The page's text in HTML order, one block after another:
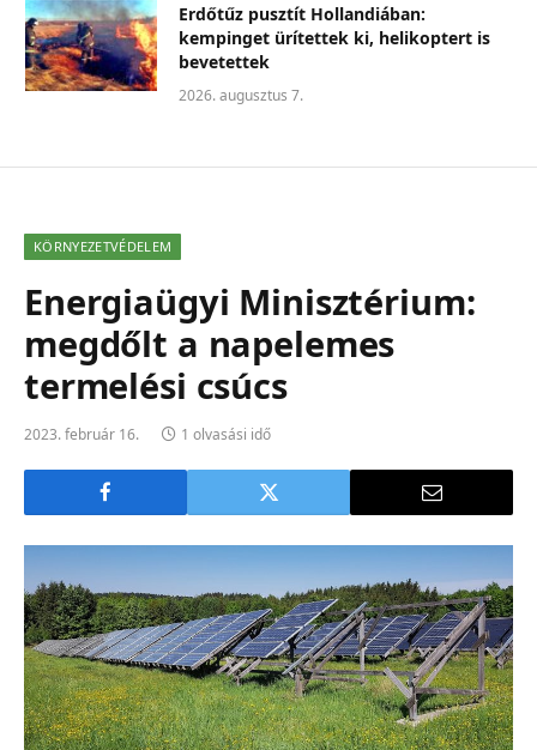
Erdőtűz pusztít Hollandiában:
kempinget ürítettek ki, helikoptert is
bevetettek
2026. augusztus 7.
KÖRNYEZETVÉDELEM
Energiaügyi Minisztérium:
megdőlt a napelemes
termelési csúcs
2023. február 16. 1 olvasási idő